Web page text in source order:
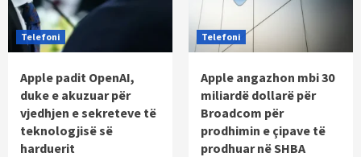
Telefoni
Apple padit OpenAI,
duke e akuzuar për
vjedhjen e sekreteve të
teknologjisë së
harduerit
Telefoni
Apple angazhon mbi 30
miliardë dollarë për
Broadcom për
prodhimin e çipave të
prodhuar në SHBA